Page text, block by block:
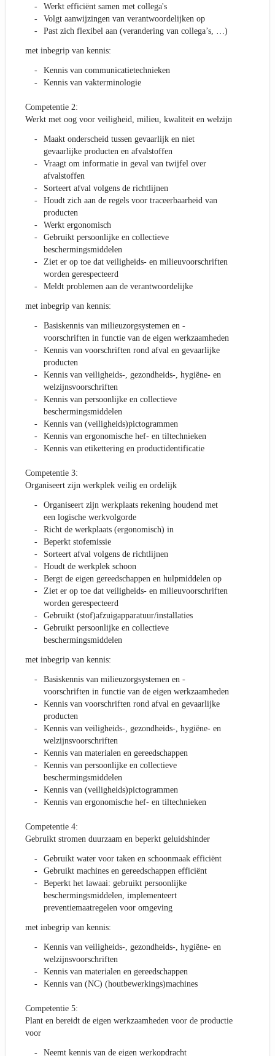
Werkt efficiënt samen met collega's
Volgt aanwijzingen van verantwoordelijken op
Past zich flexibel aan (verandering van collega’s, …)
met inbegrip van kennis:
Kennis van communicatietechnieken
Kennis van vakterminologie
Competentie 2:
Werkt met oog voor veiligheid, milieu, kwaliteit en welzijn
Maakt onderscheid tussen gevaarlijk en niet
gevaarlijke producten en afvalstoffen
Vraagt om informatie in geval van twijfel over
afvalstoffen
Sorteert afval volgens de richtlijnen
Houdt zich aan de regels voor traceerbaarheid van
producten
Werkt ergonomisch
Gebruikt persoonlijke en collectieve
beschermingsmiddelen
Ziet er op toe dat veiligheids- en milieuvoorschriften
worden gerespecteerd
Meldt problemen aan de verantwoordelijke
met inbegrip van kennis:
Basiskennis van milieuzorgsystemen en -
voorschriften in functie van de eigen werkzaamheden
Kennis van voorschriften rond afval en gevaarlijke
producten
Kennis van veiligheids-, gezondheids-, hygiëne- en
welzijnsvoorschriften
Kennis van persoonlijke en collectieve
beschermingsmiddelen
Kennis van (veiligheids)pictogrammen
Kennis van ergonomische hef- en tiltechnieken
Kennis van etikettering en productidentificatie
Competentie 3:
Organiseert zijn werkplek veilig en ordelijk
Organiseert zijn werkplaats rekening houdend met
een logische werkvolgorde
Richt de werkplaats (ergonomisch) in
Beperkt stofemissie
Sorteert afval volgens de richtlijnen
Houdt de werkplek schoon
Bergt de eigen gereedschappen en hulpmiddelen op
Ziet er op toe dat veiligheids- en milieuvoorschriften
worden gerespecteerd
Gebruikt (stof)afzuigapparatuur/installaties
Gebruikt persoonlijke en collectieve
beschermingsmiddelen
met inbegrip van kennis:
Basiskennis van milieuzorgsystemen en -
voorschriften in functie van de eigen werkzaamheden
Kennis van voorschriften rond afval en gevaarlijke
producten
Kennis van veiligheids-, gezondheids-, hygiëne- en
welzijnsvoorschriften
Kennis van materialen en gereedschappen
Kennis van persoonlijke en collectieve
beschermingsmiddelen
Kennis van (veiligheids)pictogrammen
Kennis van ergonomische hef- en tiltechnieken
Competentie 4:
Gebruikt stromen duurzaam en beperkt geluidshinder
Gebruikt water voor taken en schoonmaak efficiënt
Gebruikt machines en gereedschappen efficiënt
Beperkt het lawaai: gebruikt persoonlijke
beschermingsmiddelen, implementeert
preventiemaatregelen voor omgeving
met inbegrip van kennis:
Kennis van veiligheids-, gezondheids-, hygiëne- en
welzijnsvoorschriften
Kennis van materialen en gereedschappen
Kennis van (NC) (houtbewerkings)machines
Competentie 5:
Plant en bereidt de eigen werkzaamheden voor de productie
voor
Neemt kennis van de eigen werkopdracht